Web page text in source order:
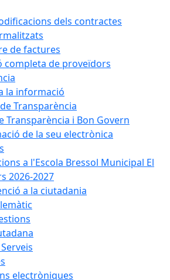
dels contractes
de factures
completa de proveïdors
la informació
Transparència
Transparència i Bon Govern
de la seu electrònica
a l'Escola Bressol Municipal El
2026-2027
a la ciutadania
electròniques